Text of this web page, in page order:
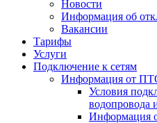
Новости
Информация об
Вакансии
Тарифы
Услуги
Подключение к сетям
Информация от
Условия
водопровода
Информация